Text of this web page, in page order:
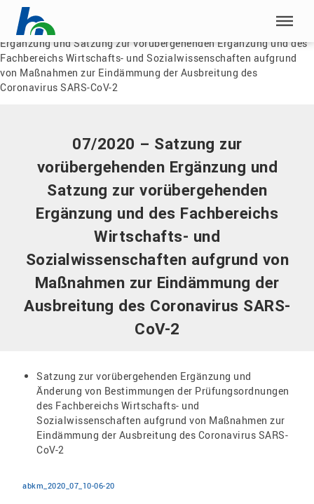
Menü überspringen
Menü überspringen
Home |Dokumente
07/2020 – Satzung zur vorübergehenden
Ergänzung und Satzung zur vorübergehenden Ergänzung und des
Fachbereichs Wirtschafts- und Sozialwissenschaften aufgrund
von Maßnahmen zur Eindämmung der Ausbreitung des
Coronavirus SARS-CoV-2
07/2020 – Satzung zur
vorübergehenden Ergänzung und
Satzung zur vorübergehenden
Ergänzung und des Fachbereichs
Wirtschafts- und
Sozialwissenschaften aufgrund von
Maßnahmen zur Eindämmung der
Ausbreitung des Coronavirus SARS-
CoV-2
Satzung zur vorübergehenden Ergänzung und
Änderung von Bestimmungen der Prüfungsordnungen
des Fachbereichs Wirtschafts- und
Sozialwissenschaften aufgrund von Maßnahmen zur
Eindämmung der Ausbreitung des Coronavirus SARS-
CoV-2
abkm_2020_07_10-06-20